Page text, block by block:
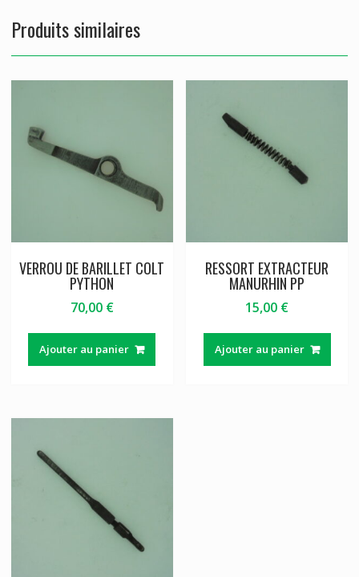
Produits similaires
VERROU DE BARILLET COLT
PYTHON
70,00 €
Ajouter au panier
RESSORT EXTRACTEUR
MANURHIN PP
15,00 €
Ajouter au panier